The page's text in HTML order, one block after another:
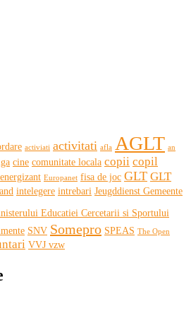
activiati activitati afla AGLT an
cine comunitate locala copii copil
energizant Europanet fisa de joc GLT GLT
intelegere intrebari Jeugddienst Gemeente
Educatiei Cercetarii si Sportului
SNV Somepro SPEAS The Open
VVJ vzw